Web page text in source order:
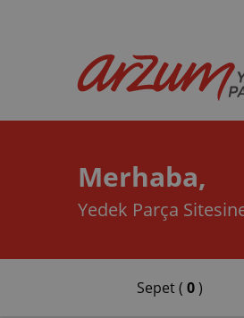
Merhaba,
Yedek Parça
Sepet ( 0)